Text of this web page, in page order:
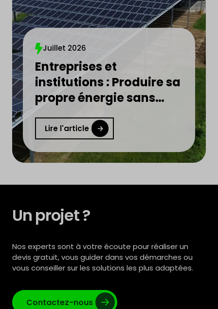
Juillet 2026
Entreprises et
institutions : Produire sa
propre énergie sans
financer l’installation
devient réalité
Lire l'article
Un projet ?
Nos experts sont à votre écoute pour réaliser un
devis gratuit, vous guider dans vos démarches ou
vous conseiller sur les solutions les plus adaptées.
Contactez-nous